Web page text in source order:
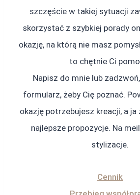
szczęście w takiej sytuacji
skorzystać z szybkiej porady
okazję, na którą nie masz
to chętnie Ci
Napisz do mnie lub
formularz, żeby Cię poznać.
okazję potrzebujesz kreacji, a ja
najlepsze propozycje. Na
stylizacje.
Cennik